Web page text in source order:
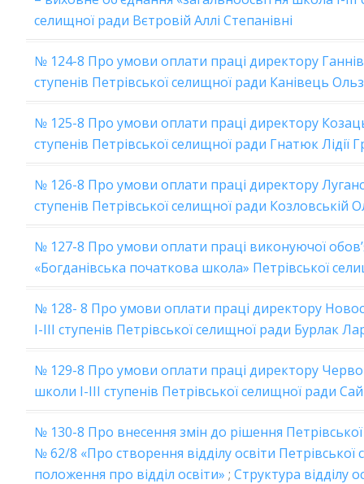
селищної ради Вєтровій Аллі Степанівні
№ 124-8 Про умови оплати праці директору
ступенів Петрівської селищної ради Канівець
№ 125-8 Про умови оплати праці директору
ступенів Петрівської селищної ради Гнатюк Лідії
№ 126-8 Про умови оплати праці директору
ступенів Петрівської селищної ради Козловській
№ 127-8 Про умови оплати праці виконуючої
«Богданівська початкова школа» Петрівської
№ 128- 8 Про умови оплати праці директору
І-ІІІ ступенів Петрівської селищної ради Бурлак
№ 129-8 Про умови оплати праці директору
школи І-ІІІ ступенів Петрівської селищної ради
№ 130-8 Про внесення змін до рішення
№ 62/8 «Про створення відділу освіти
положення про відділ освіти» ; Структура відділу